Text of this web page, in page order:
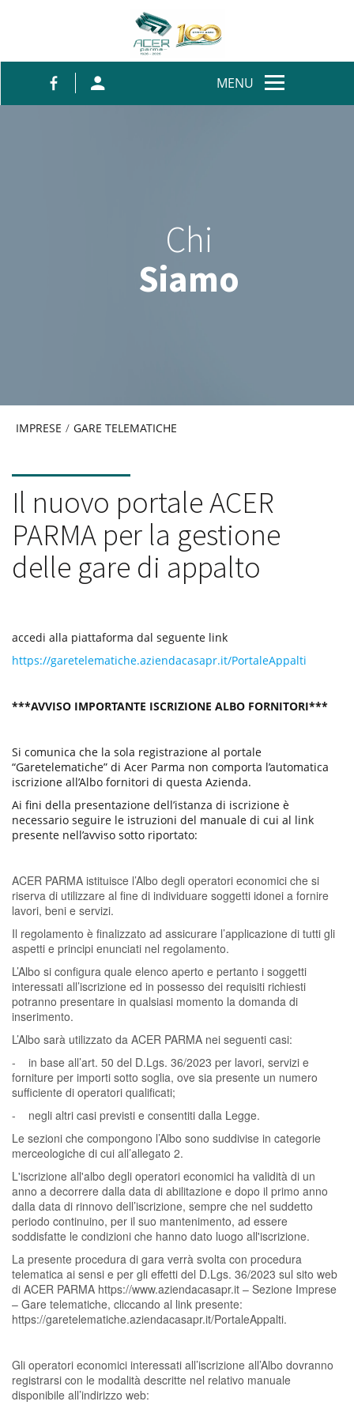
MENU
Chi
Siamo
IMPRESE / GARE TELEMATICHE
Il nuovo portale ACER
PARMA per la gestione
delle gare di appalto
accedi alla piattaforma dal seguente link
https://garetelematiche.aziendacasapr.it/PortaleAppalti
***AVVISO IMPORTANTE ISCRIZIONE ALBO FORNITORI***
Si comunica che la sola registrazione al portale
“Garetelematiche” di Acer Parma non comporta l’automatica
iscrizione all’Albo fornitori di questa Azienda.
Ai fini della presentazione dell’istanza di iscrizione è
necessario seguire le istruzioni del manuale di cui al link
presente nell’avviso sotto riportato:
ACER PARMA istituisce l’Albo degli operatori economici che si
riserva di utilizzare al fine di individuare soggetti idonei a fornire
lavori, beni e servizi.
Il regolamento è finalizzato ad assicurare l’applicazione di tutti gli
aspetti e principi enunciati nel regolamento.
L’Albo si configura quale elenco aperto e pertanto i soggetti
interessati all’iscrizione ed in possesso dei requisiti richiesti
potranno presentare in qualsiasi momento la domanda di
inserimento.
L’Albo sarà utilizzato da ACER PARMA nei seguenti casi:
- in base all’art. 50 del D.Lgs. 36/2023 per lavori, servizi e
forniture per importi sotto soglia, ove sia presente un numero
sufficiente di operatori qualificati;
- negli altri casi previsti e consentiti dalla Legge.
Le sezioni che compongono l’Albo sono suddivise in categorie
merceologiche di cui all’allegato 2.
L'iscrizione all'albo degli operatori economici ha validità di un
anno a decorrere dalla data di abilitazione e dopo il primo anno
dalla data di rinnovo dell’iscrizione, sempre che nel suddetto
periodo continuino, per il suo mantenimento, ad essere
soddisfatte le condizioni che hanno dato luogo all'iscrizione.
La presente procedura di gara verrà svolta con procedura
telematica ai sensi e per gli effetti del D.Lgs. 36/2023 sul sito web
di ACER PARMA https://www.aziendacasapr.it – Sezione Imprese
– Gare telematiche, cliccando al link presente:
https://garetelematiche.aziendacasapr.it/PortaleAppalti.
Gli operatori economici interessati all’iscrizione all’Albo dovranno
registrarsi con le modalità descritte nel relativo manuale
disponibile all’indirizzo web: